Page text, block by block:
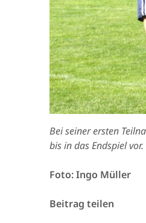
Bei seiner ersten
bis in das Endspiel vor.
Foto: Ingo Müller
Beitrag teilen